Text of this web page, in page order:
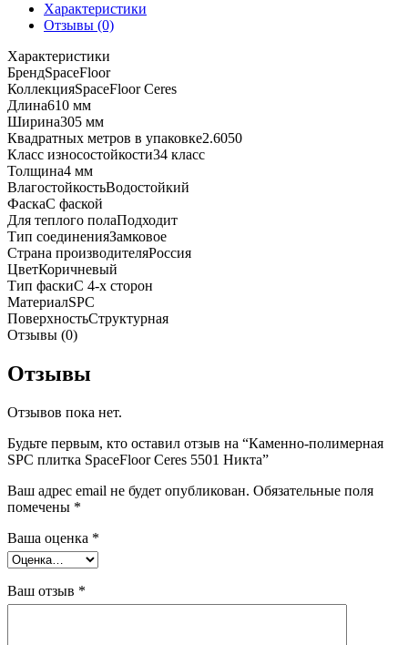
Характеристики
Отзывы (0)
Характеристики
БрендSpaceFloor
КоллекцияSpaceFloor Ceres
Длина610 мм
Ширина305 мм
Квадратных метров в упаковке2.6050
Класс износостойкости34 класс
Толщина4 мм
ВлагостойкостьВодостойкий
ФаскаС фаской
Для теплого полаПодходит
Тип соединенияЗамковое
Страна производителяРоссия
ЦветКоричневый
Тип фаскиС 4-х сторон
МатериалSPC
ПоверхностьСтруктурная
Отзывы (0)
Отзывы
Отзывов пока нет.
Будьте первым, кто оставил отзыв на “Каменно-полимерная
SPC плитка SpaceFloor Ceres 5501 Никта”
Ваш адрес email не будет опубликован. Обязательные поля
помечены *
Ваша оценка *
Ваш отзыв *